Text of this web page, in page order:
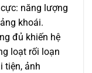
năng lượng
khoái.
đủ khiến hệ
loạt rối loạn
tiện, ảnh